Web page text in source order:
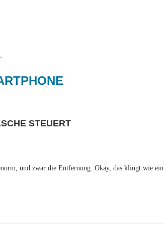
STEUERT
und zwar die Entfernung. Okay, das klingt wie ein